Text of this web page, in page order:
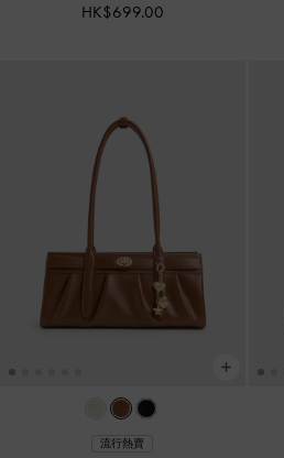
HK$699.00
流行熱賣